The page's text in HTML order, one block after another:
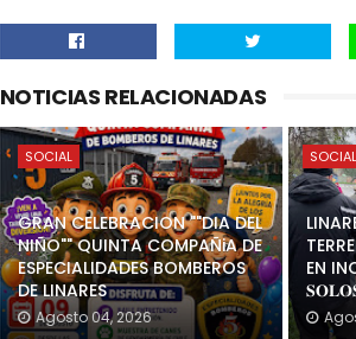
NOTICIAS RELACIONADAS
SOCIAL
GRAN CELEBRACION ""DIA DEL
NIÑO"" QUINTA COMPAÑiA DE
ESPECIALIDADES BOMBEROS
DE LINARES
Agosto 04, 2026
SOCIAL
EN